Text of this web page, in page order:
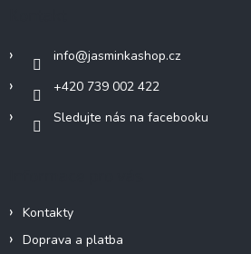
info@jasminkashop.cz
+420 739 002 422
Sledujte nás na facebooku
Kontakty
Doprava a platba